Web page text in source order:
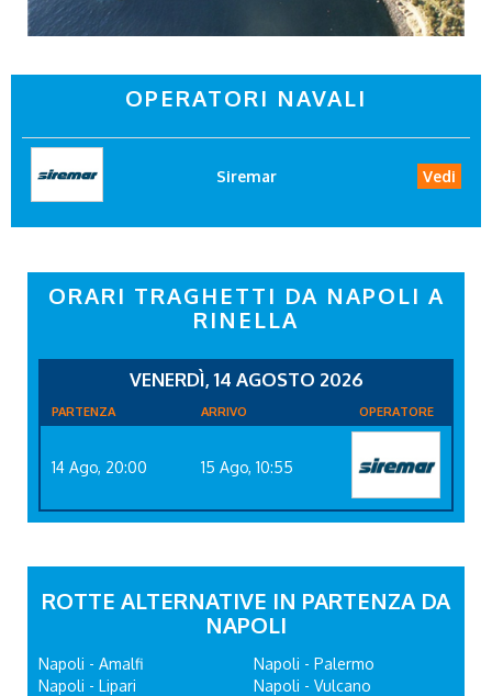
OPERATORI NAVALI
Siremar Vedi
ORARI TRAGHETTI DA NAPOLI A
RINELLA
VENERDÌ, 14 AGOSTO 2026
PARTENZA ARRIVO OPERATORE
14 Ago, 20:00 15 Ago, 10:55
ROTTE ALTERNATIVE IN PARTENZA DA
NAPOLI
Napoli - Amalfi
Napoli - Lipari
Napoli - Palermo
Napoli - Vulcano